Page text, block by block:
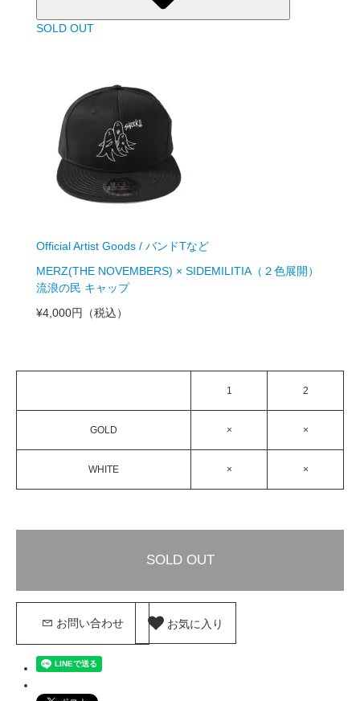
SOLD OUT
Official Artist Goods / バンドTなど
MERZ(THE NOVEMBERS) × SIDEMILITIA（２色展開）
流浪の民 キャップ
¥4,000円
（税込）
1 2
GOLD × ×
WHITE × ×
SOLD OUT
お問い合わせ お気に入り